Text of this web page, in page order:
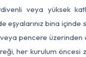
veya yüksek
bina içinde
pencere
her kurulum